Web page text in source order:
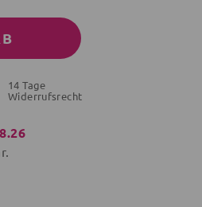
14 Tage
Widerrufsrecht